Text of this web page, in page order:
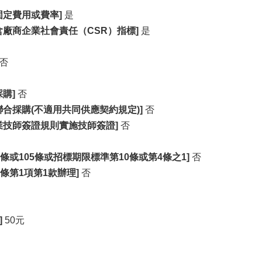
費用或費率] 是
商企業社會責任（CSR）指標] 是
購] 否
採購(不適用共同供應契約規定)] 否
師簽證規則實施技師簽證] 否
或105條或招標期限標準第10條或第4條之1] 否
第1項第1款辦理] 否
50元